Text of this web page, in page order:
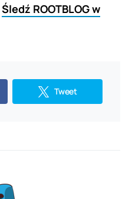
Śledź ROOTBLOG w
Tweet